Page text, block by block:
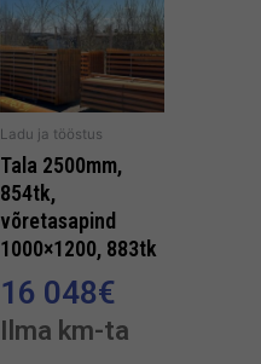
Ladu ja tööstus
Tala 2500mm,
854tk,
võretasapind
1000×1200, 883tk
16 048€
Ilma km-ta